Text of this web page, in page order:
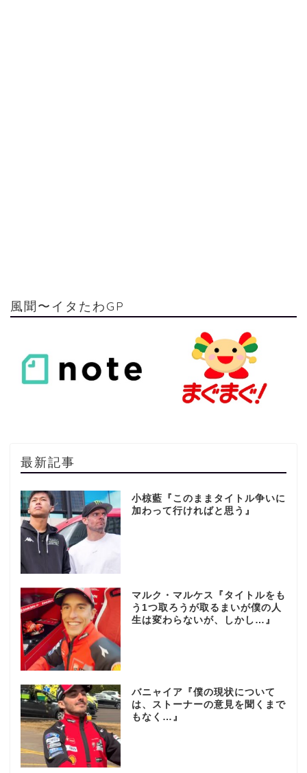
風聞〜イタたわGP
最新記事
小椋藍『このままタイトル争いに
加わって行ければと思う』
マルク・マルケス『タイトルをも
う1つ取ろうが取るまいが僕の人
生は変わらないが、しかし…』
バニャイア『僕の現状について
は、ストーナーの意見を聞くまで
もなく…』